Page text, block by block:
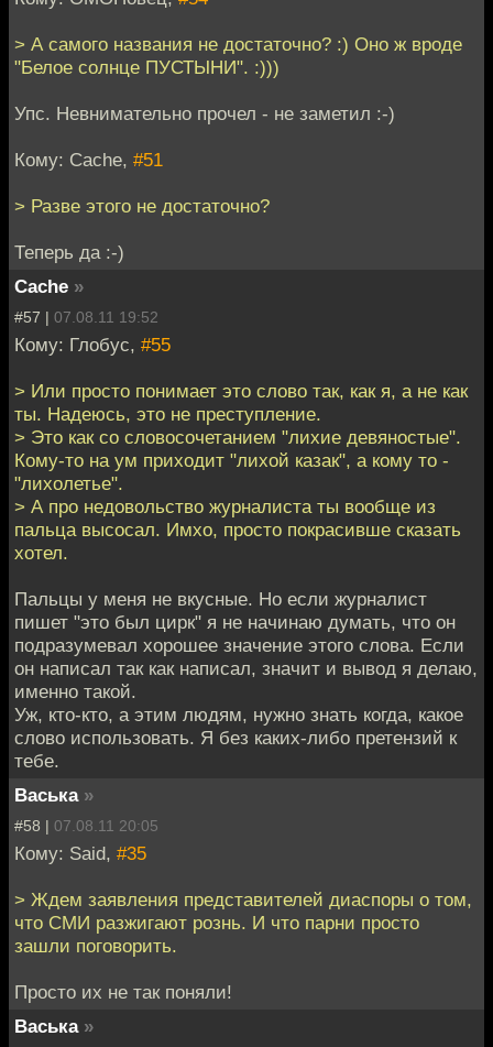
> А самого названия не достаточно? :) Оно ж вроде
"Белое солнце ПУСТЫНИ". :)))
Упс. Невнимательно прочел - не заметил :-)
Кому: Cache, #51
> Разве этого не достаточно?
Теперь да :-)
Cache »
#57 | 07.08.11 19:52
Кому: Глобус, #55
> Или просто понимает это слово так, как я, а не как
ты. Надеюсь, это не преступление.
> Это как со словосочетанием "лихие девяностые".
Кому-то на ум приходит "лихой казак", а кому то -
"лихолетье".
> А про недовольство журналиста ты вообще из
пальца высосал. Имхо, просто покрасивше сказать
хотел.
Пальцы у меня не вкусные. Но если журналист
пишет "это был цирк" я не начинаю думать, что он
подразумевал хорошее значение этого слова. Если
он написал так как написал, значит и вывод я делаю,
именно такой.
Уж, кто-кто, а этим людям, нужно знать когда, какое
слово использовать. Я без каких-либо претензий к
тебе.
Васька »
#58 | 07.08.11 20:05
Кому: Said, #35
> Ждем заявления представителей диаспоры о том,
что СМИ разжигают рознь. И что парни просто
зашли поговорить.
Просто их не так поняли!
Васька »